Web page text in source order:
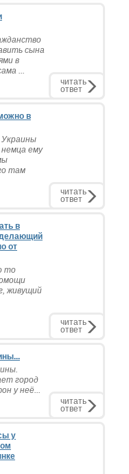
сына
в
...
читать
ответ
в
Украины
немца ему
там
читать
ответ
в
делающий
от
то
живущий
читать
ответ
город
у неё...
читать
ответ
у